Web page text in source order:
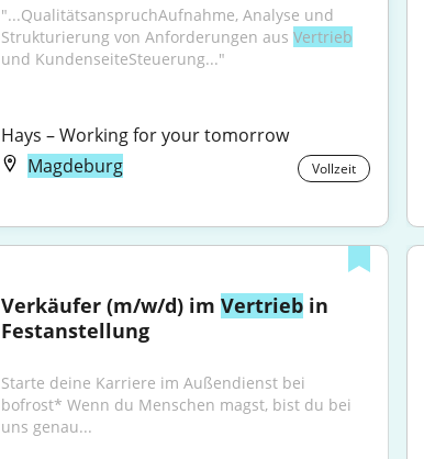
"...QualitätsanspruchAufnahme, Analyse und
Strukturierung von Anforderungen aus Vertrieb
und KundenseiteSteuerung..."
Hays – Working for your tomorrow
Magdeburg
Vollzeit
Verkäufer (m/w/d) im Vertrieb in
Festanstellung
Starte deine Karriere im Außendienst bei
bofrost* Wenn du Menschen magst, bist du bei
uns genau...